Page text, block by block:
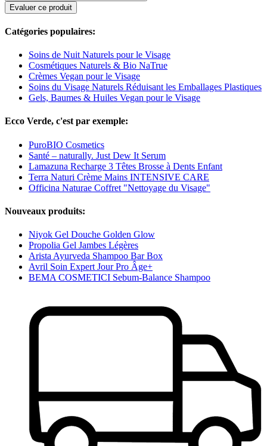
Evaluer ce produit
Catégories populaires:
Soins de Nuit Naturels pour le Visage
Cosmétiques Naturels & Bio NaTrue
Crèmes Vegan pour le Visage
Soins du Visage Naturels Réduisant les Emballages Plastiques
Gels, Baumes & Huiles Vegan pour le Visage
Ecco Verde, c'est par exemple:
PuroBIO Cosmetics
Santé – naturally. Just Dew It Serum
Lamazuna Recharge 3 Têtes Brosse à Dents Enfant
Terra Naturi Crème Mains INTENSIVE CARE
Officina Naturae Coffret "Nettoyage du Visage"
Nouveaux produits:
Niyok Gel Douche Golden Glow
Propolia Gel Jambes Légères
Arista Ayurveda Shampoo Bar Box
Avril Soin Expert Jour Pro Âge+
BEMA COSMETICI Sebum-Balance Shampoo